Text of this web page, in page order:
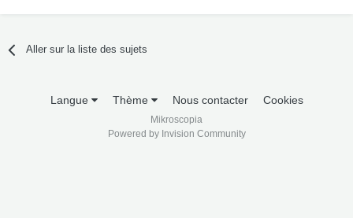
Aller sur la liste des sujets
Langue Thème Nous contacter Cookies
Mikroscopia
Powered by Invision Community